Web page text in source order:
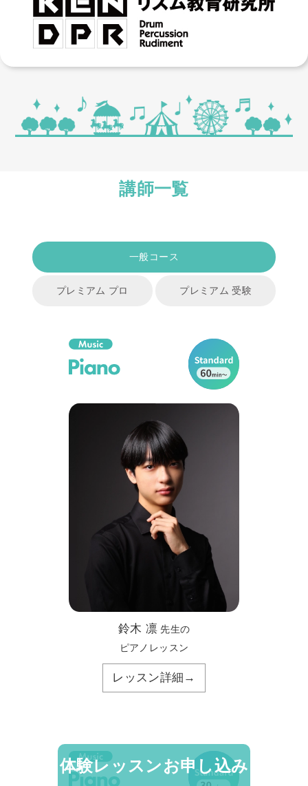
講師一覧
一般コース
プレミアム プロ プレミアム 受験
鈴木 凛 先生の
ピアノレッスン
レッスン詳細→
体験レッスンお申し込み